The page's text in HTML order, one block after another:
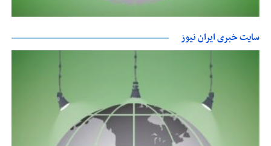
سایت خبری ایران نیوز